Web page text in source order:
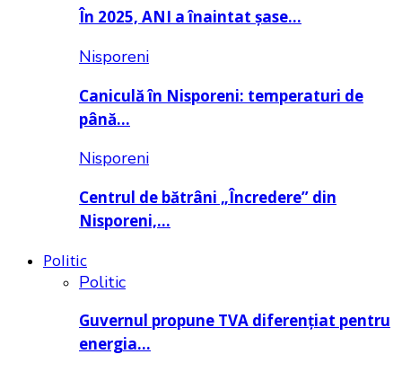
În 2025, ANI a înaintat șase…
Nisporeni
Caniculă în Nisporeni: temperaturi de
până…
Nisporeni
Centrul de bătrâni „Încredere” din
Nisporeni,…
Politic
Politic
Guvernul propune TVA diferențiat pentru
energia…